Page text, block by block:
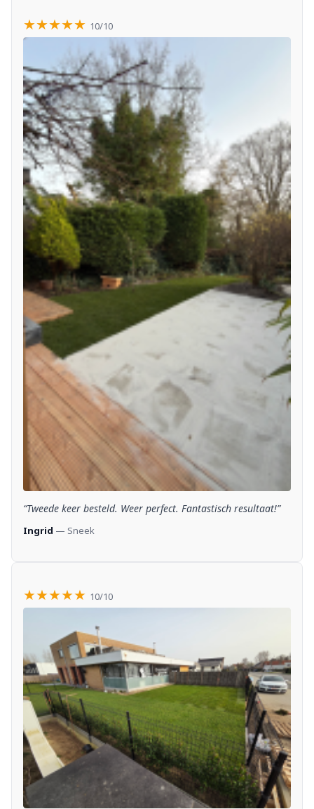
★★★★★ 10/10
“Tweede keer besteld. Weer perfect. Fantastisch resultaat!”
Ingrid — Sneek
★★★★★ 10/10